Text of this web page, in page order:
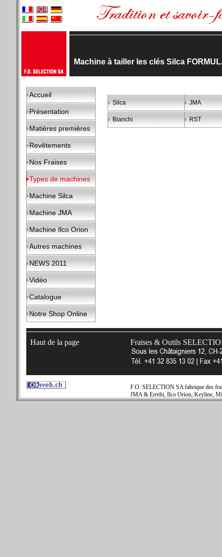
Machine à tailler les clés Silca
Accueil
Présentation
Matières premières
Revêtements
Nos Fraises
Types de machines
Machine Silca
Machine JMA
Machine Ilco Orion
Autres machines
NEWS 2011
Vidéo
Catalogue
Notre Shop Online
Silca JMA
Bianchi RST
Haut de la page Fraises & Outils
F.O. SELECTION SA fabrique des
JMA & Errebi, Ilco Orion, Keyline,